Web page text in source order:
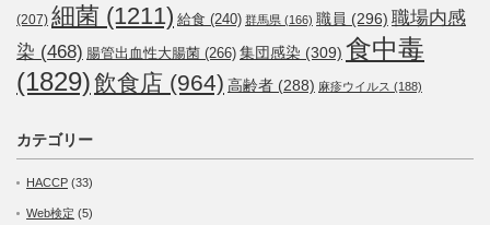
(207) 細菌 (1211) 給食 (240) 群馬県 (166) 職員 (296) 職場内感
染 (468) 腸管出血性大腸菌 (266) 集団感染 (309) 食中毒
(1829)飲食店 (964) 高齢者 (288) 麻疹ウイルス (188)
カテゴリー
HACCP (33)
Web検定 (5)